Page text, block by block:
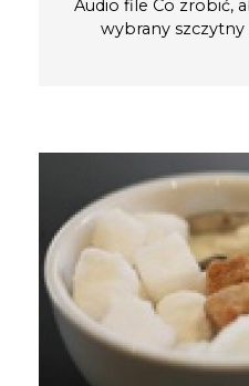
Audio file Co zrobić,
wybrany szczytny